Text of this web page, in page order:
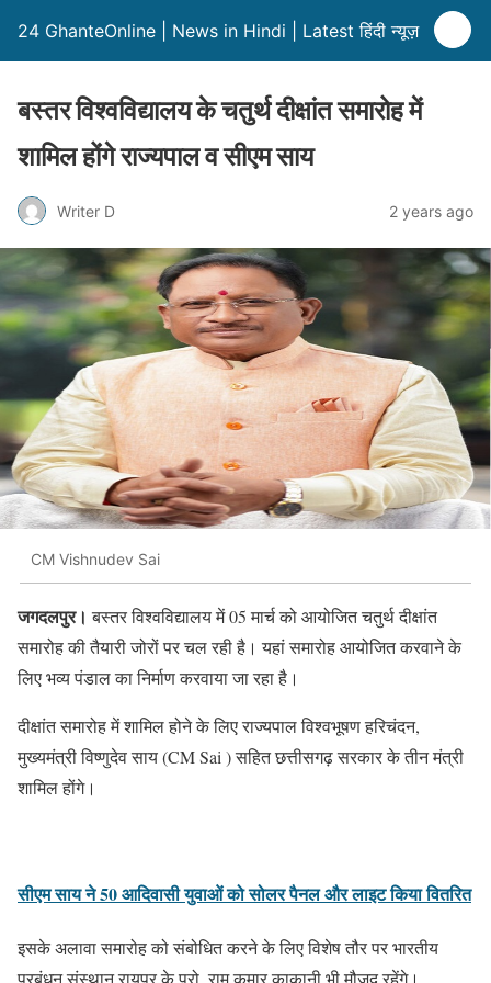
24 GhanteOnline | News in Hindi | Latest हिंदी न्यूज़
बस्तर विश्वविद्यालय के चतुर्थ दीक्षांत समारोह में
शामिल होंगे राज्यपाल व सीएम साय
Writer D 2 years ago
CM Vishnudev Sai
जगदलपुर। बस्तर विश्वविद्यालय में 05 मार्च को आयोजित चतुर्थ दीक्षांत
समारोह की तैयारी जोरों पर चल रही है। यहां समारोह आयोजित करवाने के
लिए भव्य पंडाल का निर्माण करवाया जा रहा है।
दीक्षांत समारोह में शामिल होने के लिए राज्यपाल विश्वभूषण हरिचंदन,
मुख्यमंत्री विष्णुदेव साय (CM Sai ) सहित छत्तीसगढ़ सरकार के तीन मंत्री
शामिल होंगे।
सीएम साय ने 50 आदिवासी युवाओं को सोलर पैनल और लाइट किया वितरित
इसके अलावा समारोह को संबोधित करने के लिए विशेष तौर पर भारतीय
प्रबंधन संस्थान रायपुर के प्रो. राम कुमार काकानी भी मौजूद रहेंगे।